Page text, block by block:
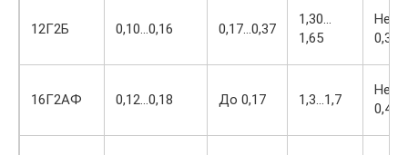
12Г2Б 0,10…0,16 0,17…0,37
1,30…
1,65
Не
0,30
16Г2АФ 0,12…0,18 До 0,17 1,3…1,7
Не
0,40